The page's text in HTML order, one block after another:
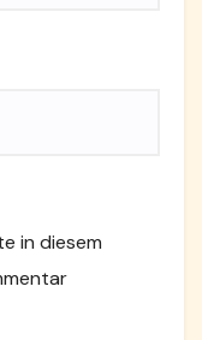
in diesem